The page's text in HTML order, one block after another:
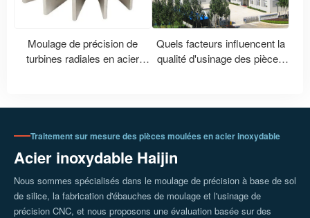
Moulage de précision de
turbines radiales en acier
Quels facteurs influencent la
qualité d'usinage des pièces
Traitement sur mesure des pièces moulées en acier inoxydable
Acier inoxydable Haijin
Nous sommes spécialisés dans le moulage de précision à base de sol
de silice, la fabrication d'ébauches de moulage et l'usinage de
précision CNC, et nous proposons une évaluation basée sur des